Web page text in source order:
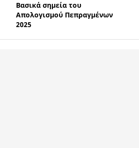
Βασικά σημεία του
Απολογισμού Πεπραγμένων
2025